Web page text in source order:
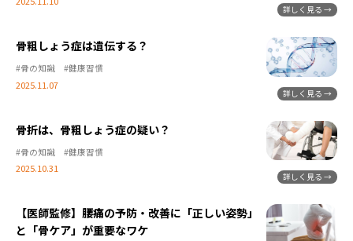
骨粗しょう症は遺伝する？
2025.11.07
#骨の知識 #健康習慣
骨折は、骨粗しょう症の疑い？
2025.10.31
#骨の知識 #健康習慣
【医師監修】腰痛の予防・改善に「正しい姿勢」
と「骨ケア」が重要なワケ